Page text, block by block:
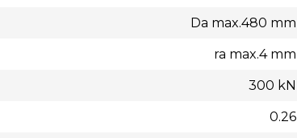
Da max.480 mm
ra max.4 mm
300 kN
0.26